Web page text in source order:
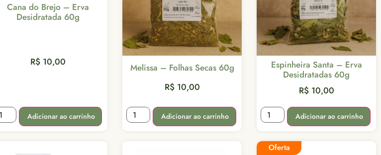
Cana do Brejo – Erva
Desidratada 60g
R$10,00
Adicionar ao carrinho
Melissa – Folhas Secas 60g
R$10,00
Adicionar ao carrinho
Espinheira Santa – Erva
Desidratadas 60g
R$10,00
Adicionar ao carrinho
Oferta